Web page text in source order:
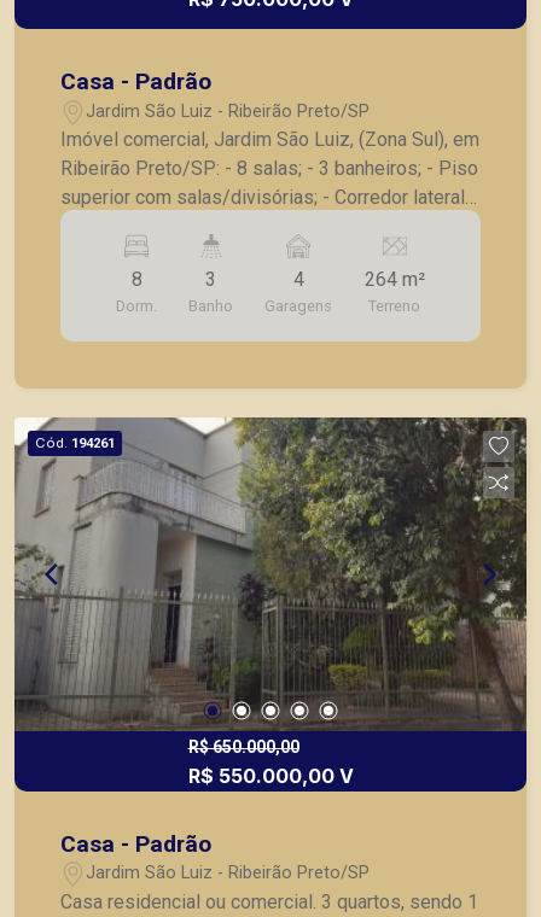
Casa - Padrão
Jardim São Luiz - Ribeirão Preto/SP
Imóvel comercial, Jardim São Luiz, (Zona Sul), em
Ribeirão Preto/SP: - 8 salas; - 3 banheiros; - Piso
superior com salas/divisórias; - Corredor lateral;
- 4 vagas de garagem. A Piramid tem como
objetivo atender seus clientes com agilidade e
segurança, em locação, vendas de imóveis
prontos, usados ou mesmo nos principais
lançamentos da cidade de Ribeirão Preto.
8
Dorm.
3
Banho
4
Garagens
264 m²
Terreno
Cód. 194261
R$ 650.000,00
R$ 550.000,00 V
Casa - Padrão
Jardim São Luiz - Ribeirão Preto/SP
Casa residencial ou comercial. 3 quartos, sendo 1